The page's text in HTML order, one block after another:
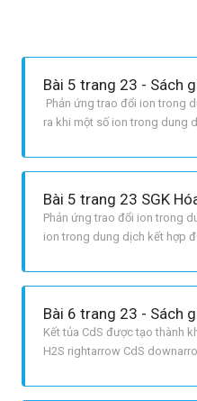
Bài 5 trang 23 - Sách
Phản ứng trao đổi ion trong
ra khi một số ion trong dung
Bài 5 trang 23 SGK
Phản ứng trao đổi ion trong
ion trong dung dịch kết hợp
Bài 6 trang 23 - Sách
Kết tủa CdS được tạo thành
H2S rightarrow CdS